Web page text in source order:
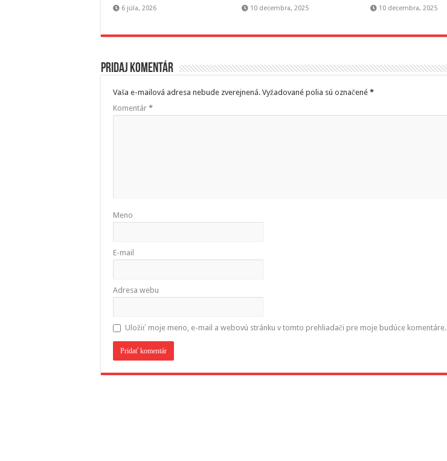
6 júla, 2026 10 decembra, 2025 10 decembra, 2025
Pridaj komentár
Vaša e-mailová adresa nebude zverejnená. Vyžadované polia sú označené *
Komentár *
Meno
E-mail
Adresa webu
Uložiť moje meno, e-mail a webovú stránku v tomto prehliadači pre moje budúce komentáre.